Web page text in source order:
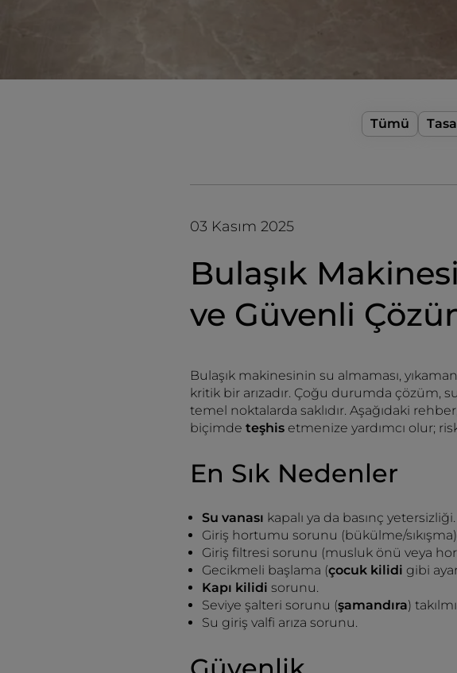
Tümü
03 Kasım 2025
Bulaşık
ve Güvenli
Bulaşık makinesinin su almaması,
kritik bir arızadır. Çoğu durumda çözüm,
temel noktalarda saklıdır. Aşağıdaki
biçimde teşhis etmenize yardımcı olur;
En Sık Nedenler
Su vanası kapalı ya da basınç yetersizliği.
Giriş hortumu sorunu (bükülme/
Giriş filtresi sorunu (musluk önü veya
Gecikmeli başlama (çocuk kilidi gibi
Kapı kilidi sorunu.
Seviye şalteri sorunu (şamandıra)
Su giriş valfi arıza sorunu.